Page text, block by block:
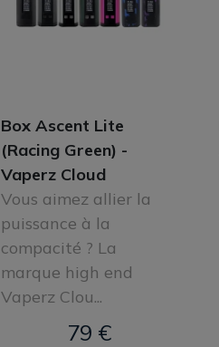
Box Ascent Lite
(Racing Green) -
Vaperz Cloud
Vous aimez allier la
puissance à la
compacité ? La
marque high end
Vaperz Clou...
79 €